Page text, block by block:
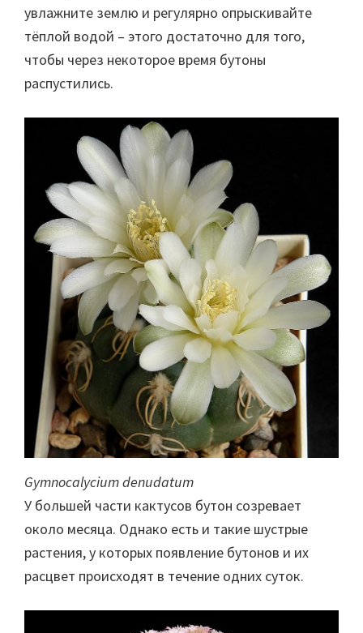
увлажните землю и регулярно опрыскивайте
тёплой водой – этого достаточно для того,
чтобы через некоторое время бутоны
распустились.
Gymnocalycium denudatum
У большей части кактусов бутон созревает
около месяца. Однако есть и такие шустрые
растения, у которых появление бутонов и их
расцвет происходят в течение одних суток.